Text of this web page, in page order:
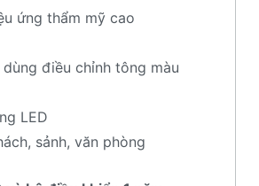
ứng thẩm mỹ cao
điều chỉnh tông màu
LED
sảnh, văn phòng